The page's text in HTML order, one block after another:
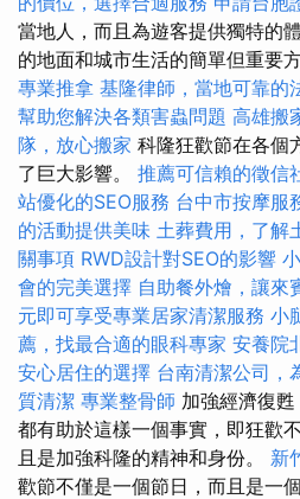
當地人，而且為遊客提供獨特的
的地面和城市生活的簡單但重要
專業推拿 基隆律師，當地可靠的
幫助您解決各類害蟲問題 高雄搬
隊，放心搬家 科隆狂歡節在各個
了巨大影響。 推薦可信賴的徵信
站優化的SEO服務 台中市按摩服
的活動提供美味 土葬費用，了解
關事項 RWD設計對SEO的影響
會的完美選擇 自助餐外燴，讓來
元即可享受專業居家清潔服務 小
薦，找最合適的眼科專家 安養院
安心居住的選擇 台南清潔公司，
質清潔 專業整骨師 加強經濟復甦
都有助於這樣一個事實，即狂歡
且是加強科隆的精神和身份。 新
歡節不僅是一個節日，而且是一